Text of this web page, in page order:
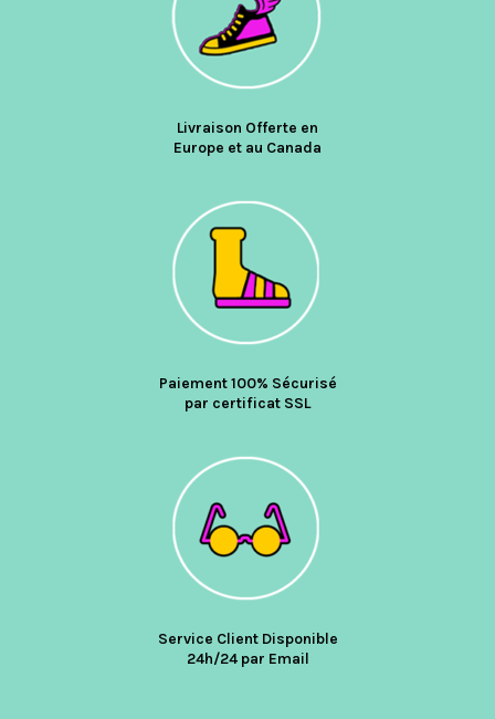
Livraison Offerte en
Europe et au Canada
Paiement 100% Sécurisé
par certificat SSL
Service Client Disponible
24h/24 par Email